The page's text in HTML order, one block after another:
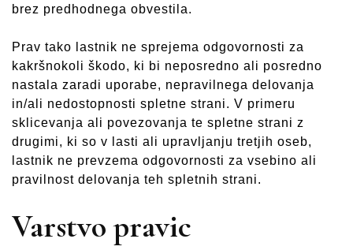
brez predhodnega obvestila.
Prav tako lastnik ne sprejema odgovornosti za
kakršnokoli škodo, ki bi neposredno ali posredno
nastala zaradi uporabe, nepravilnega delovanja
in/ali nedostopnosti spletne strani. V primeru
sklicevanja ali povezovanja te spletne strani z
drugimi, ki so v lasti ali upravljanju tretjih oseb,
lastnik ne prevzema odgovornosti za vsebino ali
pravilnost delovanja teh spletnih strani.
Varstvo pravic